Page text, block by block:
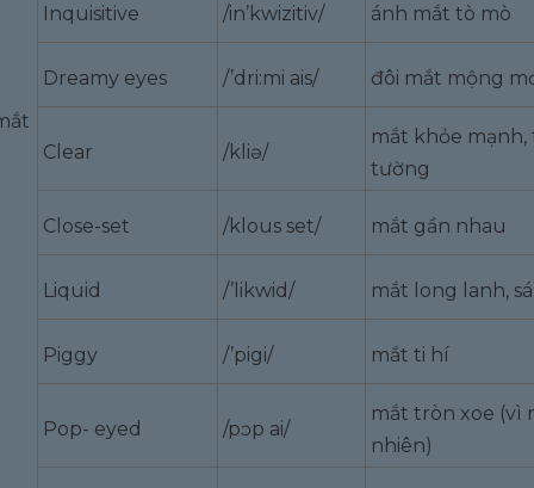
Inquisitive /in’kwizitiv/ ánh mắt tò mò
Dreamy eyes /’dri:mi ais/ đôi mắt mộng
Clear /kliə/
mắt khỏe mạnh,
tường
Close-set /klous set/ mắt gần nhau
Liquid /’likwid/ mắt long lanh,
Piggy /’pigi/ mắt ti hí
Pop- eyed /pɔp ai/
mắt tròn xoe (vì
nhiên)